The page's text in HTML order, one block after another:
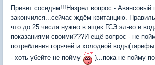
Привет соседям!!!Назрел вопрос - Авансовый
закончился...сейчас ждём квитанцию.
что до 25 числа нужно в ящик ГСЭ эл-во и
показаниями своими???И ещё вопрос - не
потребления горячей и холодной
- хоть убейте не пойму
)...пока не пойму